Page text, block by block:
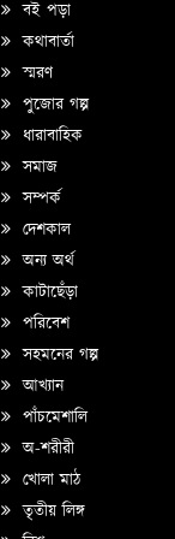
বই পড়া
কথাবার্তা
স্মরণ
পুজোর গল্প
ধারাবাহিক
সমাজ
সম্পর্ক
দেশকাল
অন্য অর্থ
কাটাছেঁড়া
পরিবেশ
সহমনের গল্প
আখ্যান
পাঁচমেশালি
অ-শরীরী
খোলা মাঠ
তৃতীয় লিঙ্গ